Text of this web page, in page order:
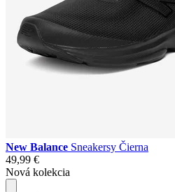
New Balance Sneakersy Čierna
49,99 €
Nová kolekcia